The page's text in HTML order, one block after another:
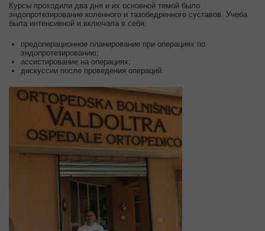
Курсы проходили два дня и их основной темой было
эндопротезирование коленного и тазобедренного суставов. Учеба
была интенсивной и включала в себя:
предоперационное планирование при операциях по
эндопротезированию;
ассистирование на операциях;
дискуссии после проведения операций.